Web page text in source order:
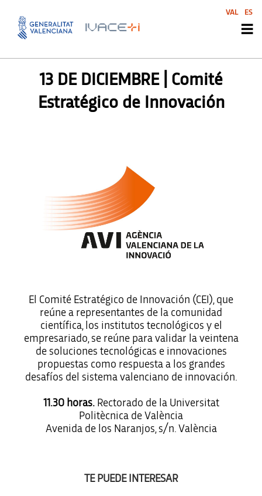
AGENDA AVI ,SIN CATEGORIZAR
13 DE DICIEMBRE | Comité
Estratégico de Innovación
El Comité Estratégico de Innovación (CEI), que
reúne a representantes de la comunidad
científica, los institutos tecnológicos y el
empresariado, se reúne para validar la veintena
de soluciones tecnológicas e innovaciones
propuestas como respuesta a los grandes
desafíos del sistema valenciano de innovación.
11.30 horas.Rectorado de la Universitat
Politècnica de València
Avenida de los Naranjos, s/n. València
TE PUEDE INTERESAR
VAL ES